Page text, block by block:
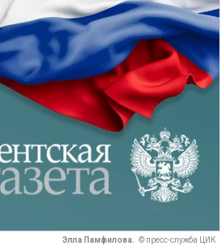
Элла Памфилова. © пресс-служба ЦИК